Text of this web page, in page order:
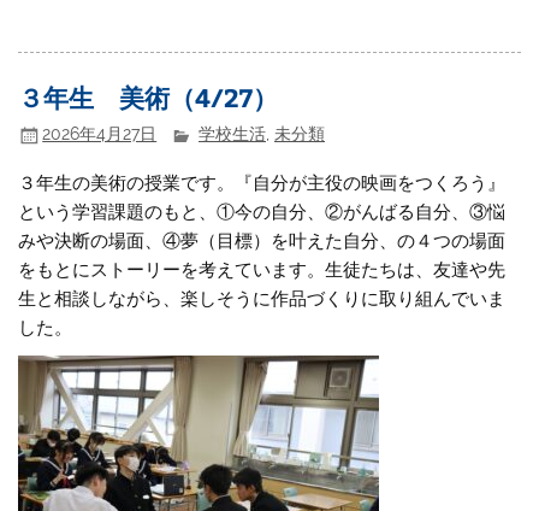
３年生 美術（4/27）
2026年4月27日 学校生活 ,未分類
３年生の美術の授業です。『自分が主役の映画をつくろう』
という学習課題のもと、①今の自分、②がんばる自分、③悩
みや決断の場面、④夢（目標）を叶えた自分、の４つの場面
をもとにストーリーを考えています。生徒たちは、友達や先
生と相談しながら、楽しそうに作品づくりに取り組んでいま
した。